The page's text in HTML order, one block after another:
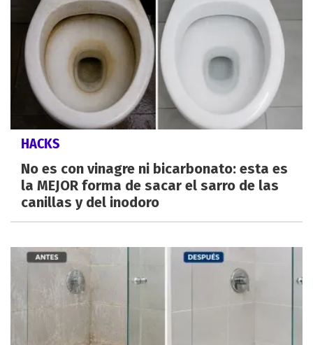
HACKS
No es con vinagre ni bicarbonato: esta es
la MEJOR forma de sacar el sarro de las
canillas y del inodoro